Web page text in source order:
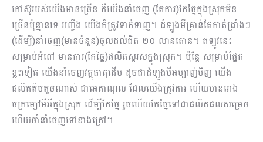
កៅស៊ូរបស់យើងមានច្រើន គឺយើងនាំចេញ (តែការ)កែច្នៃក្នុងស្រុកមិន
ច្រើនប៉ុន្មាន​ទេ អញ្ចឹង យើងក៏ត្រូវទាក់ទាញ។ ដំឡូងមីគ្រាន់តែកាត់ជ្រាំងៗ
(ដើម្បី)នាំចេញ(មានចំនួន)ចូលដល់ជិត ២០ លានតោន។ ឥឡូវនេះ
សម្រាប់អំពៅ មានការ(កែច្នៃ)ផលិតស្ករសក្នុងស្រុក។ ប៉ុន្តែ សម្រាប់ផ្នែក
ខ្លះទៀត យើងនាំចេញវត្ថុធាតុដើម ដូចជាដំឡូងមីអម្បាញ់មិញ យើង
ផលិតតិចតួចណាស់ ជាអេតាណុល ដែលយើងត្រូវការ ហើយមានរោង
ចក្រម្សៅមីអីក្នុងស្រុក ដើម្បីកែច្នៃ រួចហើយកែច្នៃទៅជាផលិតផលសម្រេច
ហើយចាំនាំចេញទៅខាងក្រៅ។